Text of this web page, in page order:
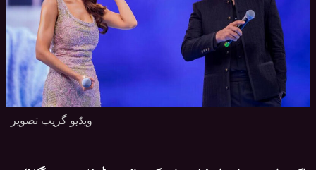
ویڈیو گریب تصویر